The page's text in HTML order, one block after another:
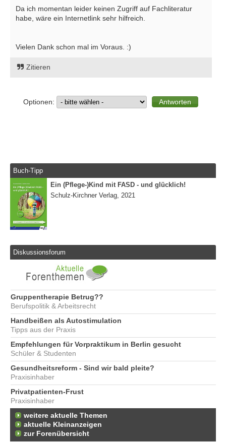
Da ich momentan leider keinen Zugriff auf Fachliteratur
habe, wäre ein Internetlink sehr hilfreich.
Vielen Dank schon mal im Voraus. :)
Zitieren
Optionen:
Buch-Tipp
Ein (Pflege-)Kind mit FASD - und glücklich!
Schulz-Kirchner Verlag, 2021
Diskussionsforum
Gruppentherapie Betrug??
Berufspolitik & Arbeitsrecht
Handbeißen als Autostimulation
Tipps aus der Praxis
Empfehlungen für Vorpraktikum in Berlin gesucht
Schüler & Studenten
Gesundheitsreform - Sind wir bald pleite?
Praxisinhaber
Privatpatienten-Frust
Praxisinhaber
weitere aktuelle Themen
aktuelle Kleinanzeigen
zur Forenübersicht